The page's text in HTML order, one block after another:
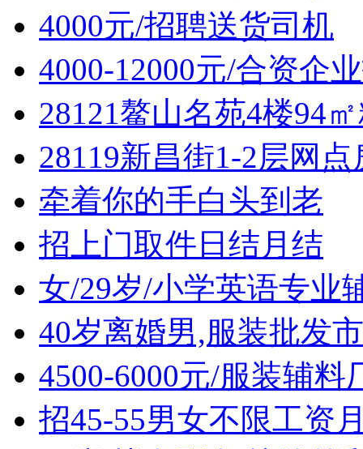
4000元/招聘送货司机
4000-12000元/合资企
28121鳌山名苑4楼94
28119新昌街1-2层网
牵着你的手白头到老
招上门取件日结月结
女/29岁/小学英语专业
40岁离婚男,服装批发
4500-6000元/服装辅
招45-55男女不限工资